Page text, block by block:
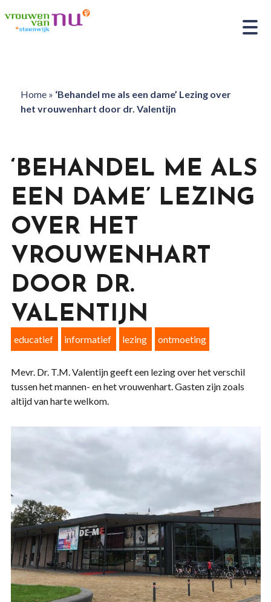
Home» ‘Behandel me als een dame’ Lezing over
het vrouwenhart door dr. Valentijn
‘BEHANDEL ME ALS
EEN DAME’ LEZING
OVER HET
VROUWENHART
DOOR DR.
VALENTIJN
educatief informatief lezing ontmoeting
Mevr. Dr. T.M. Valentijn geeft een lezing over het verschil
tussen het mannen- en het vrouwenhart. Gasten zijn zoals
altijd van harte welkom.